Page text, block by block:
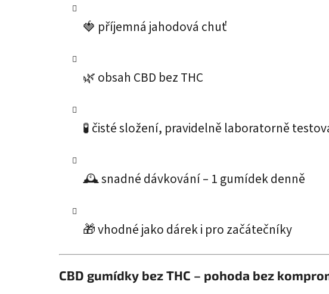
🍓 příjemná jahodová chuť
🌿 obsah CBD bez THC
🧪 čisté složení, pravidelně laboratorně
🕰️ snadné dávkování – 1 gumídek denně
🎁 vhodné jako dárek i pro začátečníky
CBD gumídky bez THC – pohoda bez